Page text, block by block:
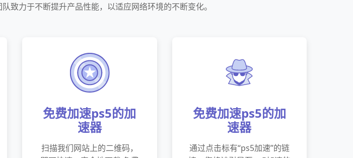
致力于不断提升产品性能，以适应网络环境的不断变化。
免费加速ps5的加
速器
扫描我们网站上的二维码，
免费加速ps5的加
速器
通过点击标有“ps5加速”的链